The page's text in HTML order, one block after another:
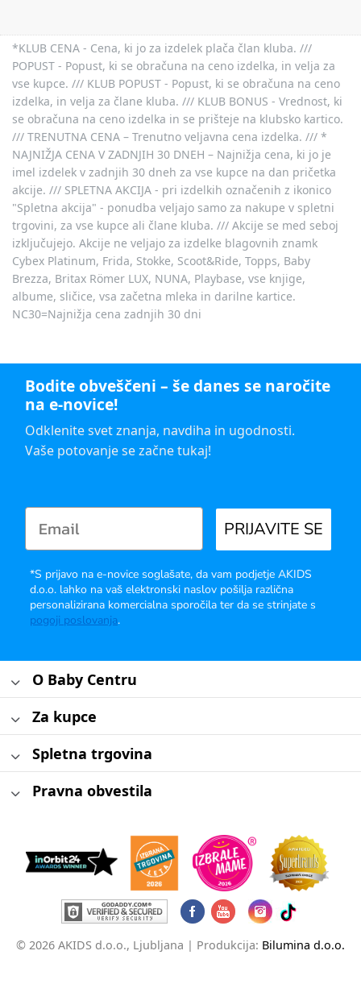
*KLUB CENA - Cena, ki jo za izdelek plača član kluba. ///
POPUST - Popust, ki se obračuna na ceno izdelka, in velja za
vse kupce. /// KLUB POPUST - Popust, ki se obračuna na ceno
izdelka, in velja za člane kluba. /// KLUB BONUS - Vrednost, ki
se obračuna na ceno izdelka in se prišteje na klubsko kartico.
/// TRENUTNA CENA – Trenutno veljavna cena izdelka. /// *
NAJNIŽJA CENA V ZADNJIH 30 DNEH – Najnižja cena, ki jo je
imel izdelek v zadnjih 30 dneh za vse kupce na dan pričetka
akcije. /// SPLETNA AKCIJA - pri izdelkih označenih z ikonico
"Spletna akcija" - ponudba veljajo samo za nakupe v spletni
trgovini, za vse kupce ali člane kluba. /// Akcije se med seboj
izključujejo. Akcije ne veljajo za izdelke blagovnih znamk
Cybex Platinum, Frida, Stokke, Scoot&Ride, Topps, Baby
Brezza, Britax Römer LUX, NUNA, Playbase, vse knjige,
albume, sličice, vsa začetna mleka in darilne kartice.
NC30=Najnižja cena zadnjih 30 dni
Bodite obveščeni – še danes se naročite
na e-novice!
Odklenite svet znanja, navdiha in ugodnosti.
Vaše potovanje se začne tukaj!
PRIJAVITE SE
*S prijavo na e-novice soglašate, da vam podjetje AKIDS
d.o.o. lahko na vaš elektronski naslov pošilja različna
personalizirana komercialna sporočila ter da se strinjate s
pogoji poslovanja.
O Baby Centru
Za kupce
Spletna trgovina
Pravna obvestila
© 2026 AKIDS d.o.o., Ljubljana | Produkcija: Bilumina d.o.o.